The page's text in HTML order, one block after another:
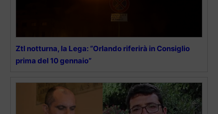
Ztl notturna, la Lega: “Orlando riferirà in Consiglio
prima del 10 gennaio”